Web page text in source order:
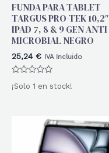
FUNDA PARA TABLET
TARGUS PRO-TEK 10,2″
IPAD 7, 8 & 9 GEN ANTI
MICROBIAL NEGRO
25,24 € IVA Incluido
Valorado
con
¡Solo 1 en stock!